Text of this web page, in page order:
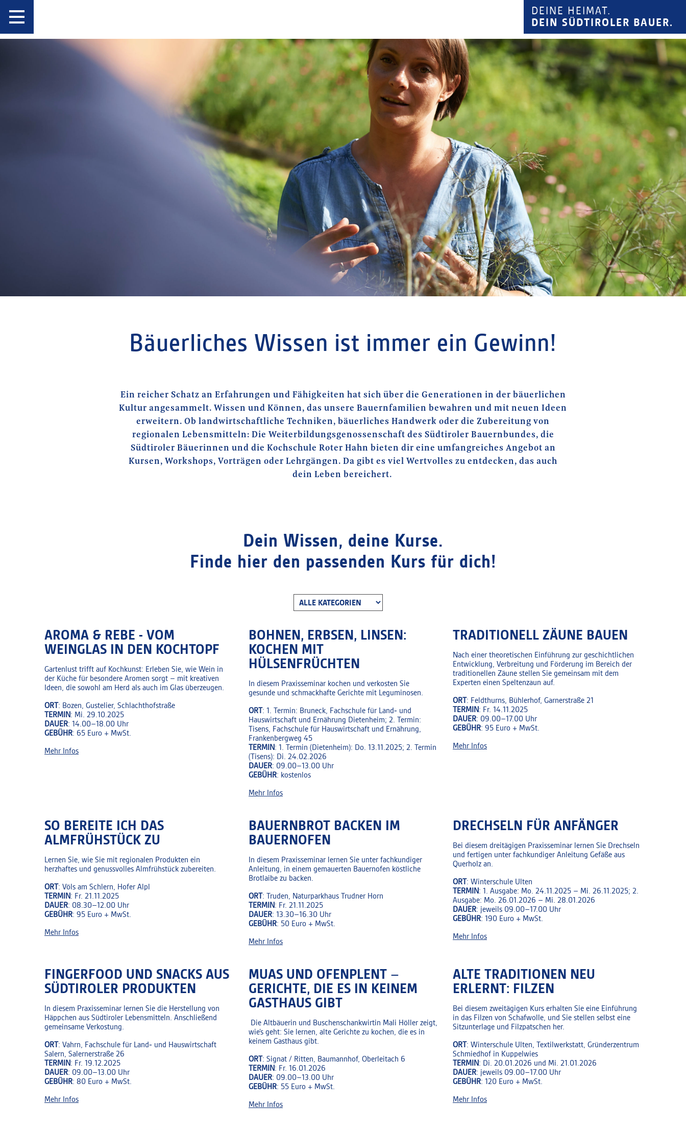
DEINE HEIMAT.
DEIN SÜDTIROLER BAUER.
Bäuerliches Wissen ist immer ein Gewinn!
Ein reicher Schatz an Erfahrungen und Fähigkeiten hat sich über die Generationen in der bäuerlichen
Kultur angesammelt. Wissen und Können, das unsere Bauernfamilien bewahren und mit neuen Ideen
erweitern. Ob landwirtschaftliche Techniken, bäuerliches Handwerk oder die Zubereitung von
regionalen Lebensmitteln: Die Weiterbildungsgenossenschaft des Südtiroler Bauernbundes, die
Südtiroler Bäuerinnen und die Kochschule Roter Hahn bieten dir eine umfangreiches Angebot an
Kursen, Workshops, Vorträgen oder Lehrgängen. Da gibt es viel Wertvolles zu entdecken, das auch
dein Leben bereichert.
Dein Wissen, deine Kurse.
Finde hier den passenden Kurs für dich!
AROMA & REBE - VOM
WEINGLAS IN DEN KOCHTOPF
Gartenlust trifft auf Kochkunst: Erleben Sie, wie Wein in
der Küche für besondere Aromen sorgt – mit kreativen
Ideen, die sowohl am Herd als auch im Glas überzeugen.
ORT: Bozen, Gustelier, Schlachthofstraße
TERMIN: Mi. 29.10.2025
DAUER: 14.00–18.00 Uhr
GEBÜHR: 65 Euro + MwSt.
Mehr Infos
BOHNEN, ERBSEN, LINSEN:
KOCHEN MIT
HÜLSENFRÜCHTEN
In diesem Praxisseminar kochen und verkosten Sie
gesunde und schmackhafte Gerichte mit Leguminosen.
ORT: 1. Termin: Bruneck, Fachschule für Land‑ und
Hauswirtschaft und Ernährung Dietenheim; 2. Termin:
Tisens, Fachschule für Hauswirtschaft und Ernährung,
Frankenbergweg 45
TERMIN: 1. Termin (Dietenheim): Do. 13.11.2025; 2. Termin
(Tisens): Di. 24.02.2026
DAUER: 09.00–13.00 Uhr
GEBÜHR: kostenlos
Mehr Infos
TRADITIONELL ZÄUNE BAUEN
Nach einer theoretischen Einführung zur geschichtlichen
Entwicklung, Verbreitung und Förderung im Bereich der
traditionellen Zäune stellen Sie gemeinsam mit dem
Experten einen Speltenzaun auf.
ORT: Feldthurns, Bühlerhof, Garnerstraße 21
TERMIN: Fr. 14.11.2025
DAUER: 09.00–17.00 Uhr
GEBÜHR: 95 Euro + MwSt.
Mehr Infos
SO BEREITE ICH DAS
ALMFRÜHSTÜCK ZU
Lernen Sie, wie Sie mit regionalen Produkten ein
herzhaftes und genussvolles Almfrühstück zubereiten.
ORT: Völs am Schlern, Hofer Alpl
TERMIN: Fr. 21.11.2025
DAUER: 08.30–12.00 Uhr
GEBÜHR: 95 Euro + MwSt.
Mehr Infos
BAUERNBROT BACKEN IM
BAUERNOFEN
In diesem Praxisseminar lernen Sie unter fachkundiger
Anleitung, in einem gemauerten Bauernofen köstliche
Brotlaibe zu backen.
ORT: Truden, Naturparkhaus Trudner Horn
TERMIN: Fr. 21.11.2025
DAUER: 13.30–16.30 Uhr
GEBÜHR: 50 Euro + MwSt.
Mehr Infos
DRECHSELN FÜR ANFÄNGER
Bei diesem dreitägigen Praxisseminar lernen Sie Drechseln
und fertigen unter fachkundiger Anleitung Gefäße aus
Querholz an.
ORT: Winterschule Ulten
TERMIN: 1. Ausgabe: Mo. 24.11.2025 – Mi. 26.11.2025; 2.
Ausgabe: Mo. 26.01.2026 – Mi. 28.01.2026
DAUER: jeweils 09.00–17.00 Uhr
GEBÜHR: 190 Euro + MwSt.
Mehr Infos
FINGERFOOD UND SNACKS AUS
SÜDTIROLER PRODUKTEN
In diesem Praxisseminar lernen Sie die Herstellung von
Häppchen aus Südtiroler Lebensmitteln. Anschließend
gemeinsame Verkostung.
ORT: Vahrn, Fachschule für Land‑ und Hauswirtschaft
Salern, Salernerstraße 26
TERMIN: Fr. 19.12.2025
DAUER: 09.00–13.00 Uhr
GEBÜHR: 80 Euro + MwSt.
Mehr Infos
MUAS UND OFENPLENT –
GERICHTE, DIE ES IN KEINEM
GASTHAUS GIBT
Die Altbäuerin und Buschenschankwirtin Mali Höller zeigt,
wie’s geht: Sie lernen, alte Gerichte zu kochen, die es in
keinem Gasthaus gibt.
ORT: Signat / Ritten, Baumannhof, Oberleitach 6
TERMIN: Fr. 16.01.2026
DAUER: 09.00–13.00 Uhr
GEBÜHR: 55 Euro + MwSt.
Mehr Infos
ALTE TRADITIONEN NEU
ERLERNT: FILZEN
Bei diesem zweitägigen Kurs erhalten Sie eine Einführung
in das Filzen von Schafwolle, und Sie stellen selbst eine
Sitzunterlage und Filzpatschen her.
ORT: Winterschule Ulten, Textilwerkstatt, Gründerzentrum
Schmiedhof in Kuppelwies
TERMIN: Di. 20.01.2026 und Mi. 21.01.2026
DAUER: jeweils 09.00–17.00 Uhr
GEBÜHR: 120 Euro + MwSt.
Mehr Infos